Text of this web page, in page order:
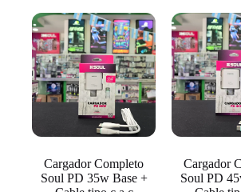
Cargador Completo
Soul PD 35w Base +
Cargador
Soul PD